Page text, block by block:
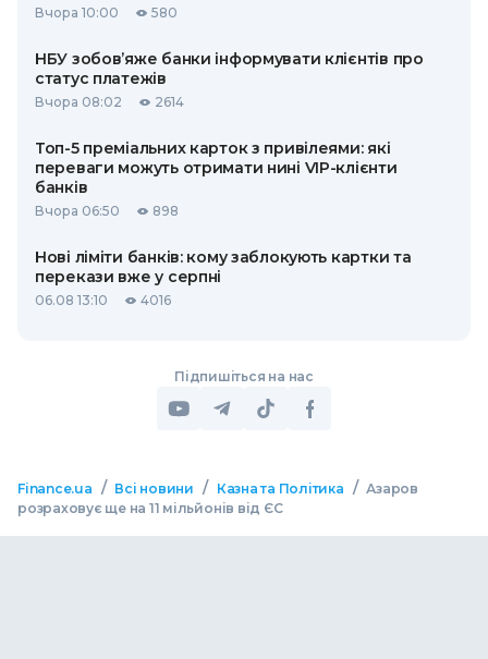
Вчора 10:00 580
НБУ зобов’яже банки інформувати клієнтів про
статус платежів
Вчора 08:02 2614
Топ-5 преміальних карток з привілеями: які
переваги можуть отримати нині VIP-клієнти
банків
Вчора 06:50 898
Нові ліміти банків: кому заблокують картки та
перекази вже у серпні
06.08 13:10 4016
Підпишіться на нас
Finance.ua / Всі новини / Казна та Політика / Азаров
розраховує ще на 11 мільйонів від ЄС